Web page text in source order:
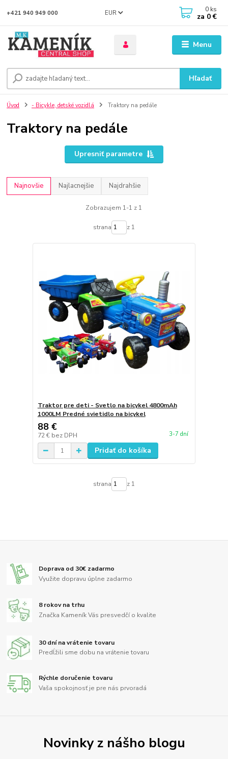
Menu
EUR
Hľadať
+421 940 949 000 0 ks
za 0 €
Úvod - Bicykle, detské vozidlá Traktory na pedále
Traktory na pedále
Upresniť parametre
Najnovšie Najlacnejšie Najdrahšie
Zobrazujem 1-1 z 1
strana z 1
Traktor pre deti - Svetlo na bicykel 4800mAh
1000LM Predné svietidlo na bicykel
88 €
72 € bez DPH 3-7 dní
Pridať do košíka
strana z 1
Doprava od 30€ zadarmo
Využite dopravu úplne zadarmo
8 rokov na trhu
Značka Kameník Vás presvedčí o kvalite
30 dní na vrátenie tovaru
Predĺžili sme dobu na vrátenie tovaru
Rýchle doručenie tovaru
Vaša spokojnosť je pre nás prvoradá
Novinky z nášho blogu